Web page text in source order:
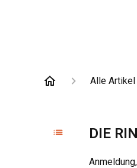
Alle Artikel
DIE